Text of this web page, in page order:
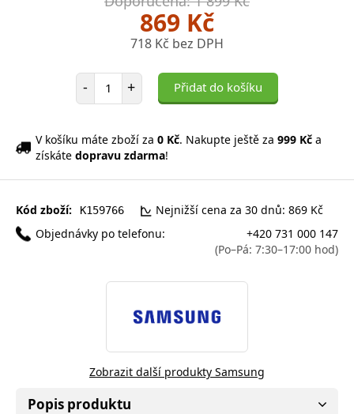
869 Kč
718 Kč bez DPH
- Počet položek
+ Přidat do košíku
V košíku máte zboží za 0 Kč. Nakupte ještě za 999 Kč a
získáte dopravu zdarma!
Kód zboží: K159766
Nejnižší cena za 30 dnů: 869 Kč
Objednávky po telefonu:
+420 731 000 147
(Po–Pá: 7:30–17:00 hod)
Zobrazit další produkty Samsung
Popis produktu